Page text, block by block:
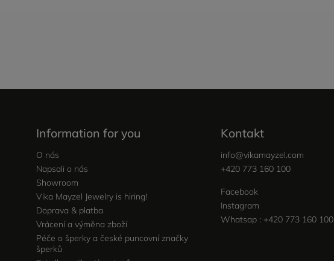
Information for you
O nás
Napsali o nás
Showroom
Vika Mayzel Jewelry is hiring!
Doprava & platba
Vrácení a výměna zboží
Péče o šperky a české puncovní značky
šperků
Kontakt
info@vikamayzel.com
+420 773 160 100
Facebook
Instagram
Whatsap : +420 773 160 100